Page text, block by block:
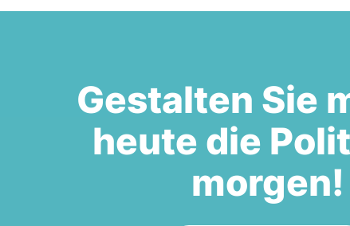
Gestalten Sie
heute die
morgen!